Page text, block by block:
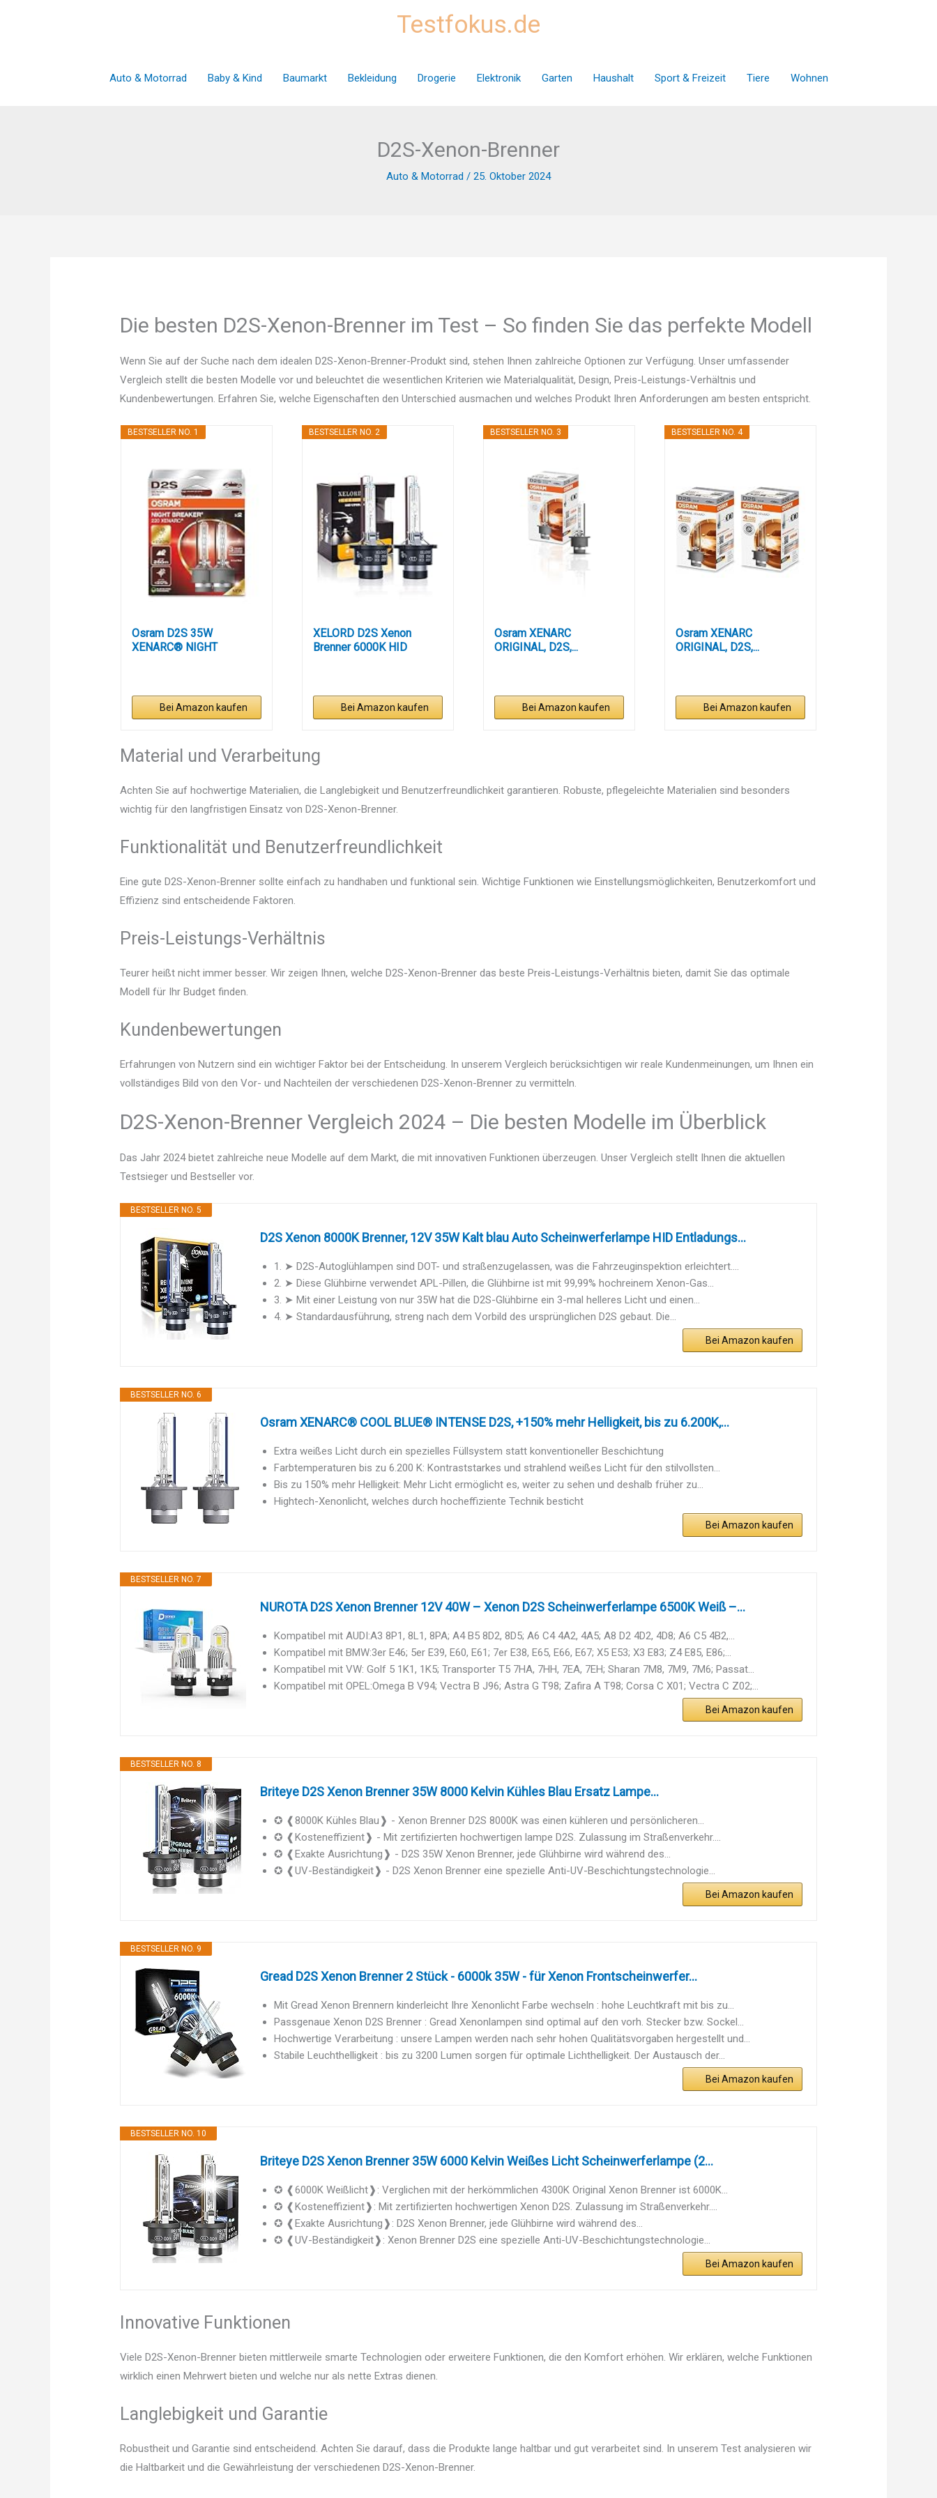
Testfokus.de
Auto & Motorrad Baby & Kind Baumarkt Bekleidung Drogerie Elektronik Garten Haushalt Sport & Freizeit Tiere Wohnen
D2S-Xenon-Brenner
Auto & Motorrad / 25. Oktober 2024
Die besten D2S-Xenon-Brenner im Test – So finden Sie das perfekte Modell
Wenn Sie auf der Suche nach dem idealen D2S-Xenon-Brenner-Produkt sind, stehen Ihnen zahlreiche Optionen zur Verfügung. Unser umfassender
Vergleich stellt die besten Modelle vor und beleuchtet die wesentlichen Kriterien wie Materialqualität, Design, Preis-Leistungs-Verhältnis und
Kundenbewertungen. Erfahren Sie, welche Eigenschaften den Unterschied ausmachen und welches Produkt Ihren Anforderungen am besten entspricht.
BESTSELLER NO. 1
Osram D2S 35W
XENARC® NIGHT
Bei Amazon kaufen
BESTSELLER NO. 2
XELORD D2S Xenon
Brenner 6000K HID
Bei Amazon kaufen
BESTSELLER NO. 3
Osram XENARC
ORIGINAL, D2S,...
Bei Amazon kaufen
BESTSELLER NO. 4
Osram XENARC
ORIGINAL, D2S,...
Bei Amazon kaufen
Material und Verarbeitung
Achten Sie auf hochwertige Materialien, die Langlebigkeit und Benutzerfreundlichkeit garantieren. Robuste, pflegeleichte Materialien sind besonders
wichtig für den langfristigen Einsatz von D2S-Xenon-Brenner.
Funktionalität und Benutzerfreundlichkeit
Eine gute D2S-Xenon-Brenner sollte einfach zu handhaben und funktional sein. Wichtige Funktionen wie Einstellungsmöglichkeiten, Benutzerkomfort und
Effizienz sind entscheidende Faktoren.
Preis-Leistungs-Verhältnis
Teurer heißt nicht immer besser. Wir zeigen Ihnen, welche D2S-Xenon-Brenner das beste Preis-Leistungs-Verhältnis bieten, damit Sie das optimale
Modell für Ihr Budget finden.
Kundenbewertungen
Erfahrungen von Nutzern sind ein wichtiger Faktor bei der Entscheidung. In unserem Vergleich berücksichtigen wir reale Kundenmeinungen, um Ihnen ein
vollständiges Bild von den Vor- und Nachteilen der verschiedenen D2S-Xenon-Brenner zu vermitteln.
D2S-Xenon-Brenner Vergleich 2024 – Die besten Modelle im Überblick
Das Jahr 2024 bietet zahlreiche neue Modelle auf dem Markt, die mit innovativen Funktionen überzeugen. Unser Vergleich stellt Ihnen die aktuellen
Testsieger und Bestseller vor.
BESTSELLER NO. 5
D2S Xenon 8000K Brenner, 12V 35W Kalt blau Auto Scheinwerferlampe HID Entladungs...
1. ➤ D2S-Autoglühlampen sind DOT- und straßenzugelassen, was die Fahrzeuginspektion erleichtert....
2. ➤ Diese Glühbirne verwendet APL-Pillen, die Glühbirne ist mit 99,99% hochreinem Xenon-Gas...
3. ➤ Mit einer Leistung von nur 35W hat die D2S-Glühbirne ein 3-mal helleres Licht und einen...
4. ➤ Standardausführung, streng nach dem Vorbild des ursprünglichen D2S gebaut. Die...
Bei Amazon kaufen
BESTSELLER NO. 6
Osram XENARC® COOL BLUE® INTENSE D2S, +150% mehr Helligkeit, bis zu 6.200K,...
Extra weißes Licht durch ein spezielles Füllsystem statt konventioneller Beschichtung
Farbtemperaturen bis zu 6.200 K: Kontraststarkes und strahlend weißes Licht für den stilvollsten...
Bis zu 150% mehr Helligkeit: Mehr Licht ermöglicht es, weiter zu sehen und deshalb früher zu...
Hightech-Xenonlicht, welches durch hocheffiziente Technik besticht
Bei Amazon kaufen
BESTSELLER NO. 7
NUROTA D2S Xenon Brenner 12V 40W – Xenon D2S Scheinwerferlampe 6500K Weiß –...
Kompatibel mit AUDI:A3 8P1, 8L1, 8PA; A4 B5 8D2, 8D5; A6 C4 4A2, 4A5; A8 D2 4D2, 4D8; A6 C5 4B2,...
Kompatibel mit BMW:3er E46; 5er E39, E60, E61; 7er E38, E65, E66, E67; X5 E53; X3 E83; Z4 E85, E86;...
Kompatibel mit VW: Golf 5 1K1, 1K5; Transporter T5 7HA, 7HH, 7EA, 7EH; Sharan 7M8, 7M9, 7M6; Passat...
Kompatibel mit OPEL:Omega B V94; Vectra B J96; Astra G T98; Zafira A T98; Corsa C X01; Vectra C Z02;...
Bei Amazon kaufen
BESTSELLER NO. 8
Briteye D2S Xenon Brenner 35W 8000 Kelvin Kühles Blau Ersatz Lampe...
✪ ❰8000K Kühles Blau❱ - Xenon Brenner D2S 8000K was einen kühleren und persönlicheren...
✪ ❰Kosteneffizient❱ - Mit zertifizierten hochwertigen lampe D2S. Zulassung im Straßenverkehr....
✪ ❰Exakte Ausrichtung❱ - D2S 35W Xenon Brenner, jede Glühbirne wird während des...
✪ ❰UV-Beständigkeit❱ - D2S Xenon Brenner eine spezielle Anti-UV-Beschichtungstechnologie...
Bei Amazon kaufen
BESTSELLER NO. 9
Gread D2S Xenon Brenner 2 Stück - 6000k 35W - für Xenon Frontscheinwerfer...
Mit Gread Xenon Brennern kinderleicht Ihre Xenonlicht Farbe wechseln : hohe Leuchtkraft mit bis zu...
Passgenaue Xenon D2S Brenner : Gread Xenonlampen sind optimal auf den vorh. Stecker bzw. Sockel...
Hochwertige Verarbeitung : unsere Lampen werden nach sehr hohen Qualitätsvorgaben hergestellt und...
Stabile Leuchthelligkeit : bis zu 3200 Lumen sorgen für optimale Lichthelligkeit. Der Austausch der...
Bei Amazon kaufen
BESTSELLER NO. 10
Briteye D2S Xenon Brenner 35W 6000 Kelvin Weißes Licht Scheinwerferlampe (2...
✪ ❰6000K Weißlicht❱: Verglichen mit der herkömmlichen 4300K Original Xenon Brenner ist 6000K...
✪ ❰Kosteneffizient❱: Mit zertifizierten hochwertigen Xenon D2S. Zulassung im Straßenverkehr....
✪ ❰Exakte Ausrichtung❱: D2S Xenon Brenner, jede Glühbirne wird während des...
✪ ❰UV-Beständigkeit❱: Xenon Brenner D2S eine spezielle Anti-UV-Beschichtungstechnologie...
Bei Amazon kaufen
Innovative Funktionen
Viele D2S-Xenon-Brenner bieten mittlerweile smarte Technologien oder erweitere Funktionen, die den Komfort erhöhen. Wir erklären, welche Funktionen
wirklich einen Mehrwert bieten und welche nur als nette Extras dienen.
Langlebigkeit und Garantie
Robustheit und Garantie sind entscheidend. Achten Sie darauf, dass die Produkte lange haltbar und gut verarbeitet sind. In unserem Test analysieren wir
die Haltbarkeit und die Gewährleistung der verschiedenen D2S-Xenon-Brenner.